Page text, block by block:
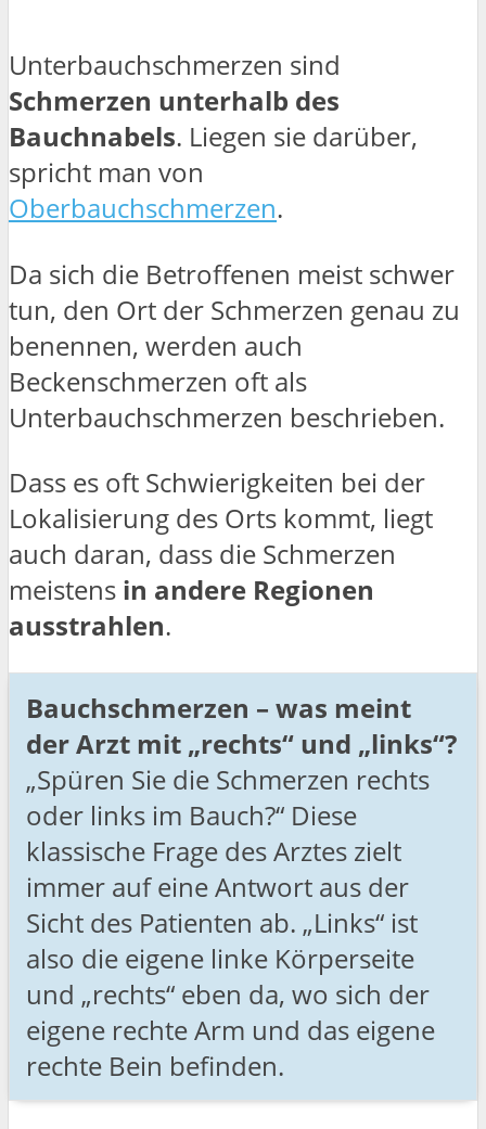
Unterbauchschmerzen sind
Schmerzen unterhalb des
Bauchnabels. Liegen sie darüber,
spricht man von
Oberbauchschmerzen.
Da sich die Betroffenen meist schwer
tun, den Ort der Schmerzen genau zu
benennen, werden auch
Beckenschmerzen oft als
Unterbauchschmerzen beschrieben.
Dass es oft Schwierigkeiten bei der
Lokalisierung des Orts kommt, liegt
auch daran, dass die Schmerzen
meistens in andere Regionen
ausstrahlen.
Bauchschmerzen – was meint
der Arzt mit „rechts“ und „links“?
„Spüren Sie die Schmerzen rechts
oder links im Bauch?“ Diese
klassische Frage des Arztes zielt
immer auf eine Antwort aus der
Sicht des Patienten ab. „Links“ ist
also die eigene linke Körperseite
und „rechts“ eben da, wo sich der
eigene rechte Arm und das eigene
rechte Bein befinden.